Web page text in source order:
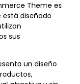
Theme es
diseñado
sus
un diseño